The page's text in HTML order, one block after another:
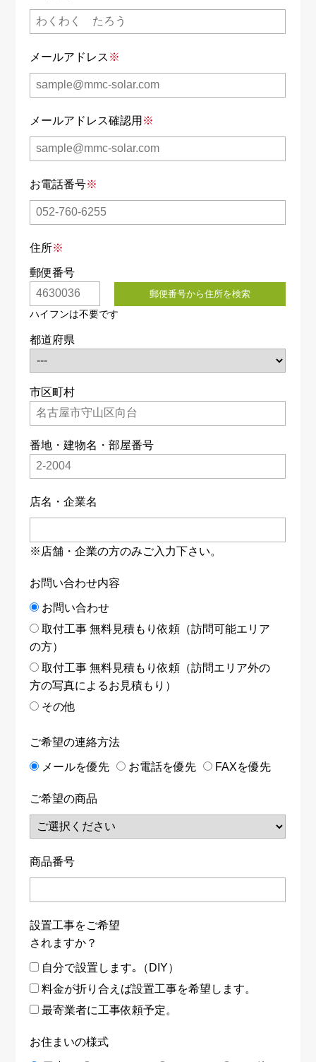
メールアドレス ※
メールアドレス確認用 ※
お電話番号※
住所※
郵便番号
都道府県
市区町村
番地・建物名・部屋番号
店名・企業名
※店舗・企業の方のみご入力下さい。
お問い合わせ内容
お問い合わせ
取付工事 無料見積もり依頼（訪問可能エリア
の方）
取付工事 無料見積もり依頼（訪問エリア外の
方の写真によるお見積もり）
その他
ご希望の連絡方法
メールを優先 お電話を優先 FAXを優先
ご希望の商品
商品番号
設置工事をご希望
されますか？
自分で設置します｡（DIY）
料金が折り合えば設置工事を希望します。
最寄業者に工事依頼予定。
お住まいの様式